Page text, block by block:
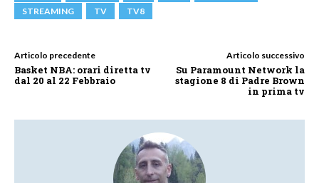
STREAMING
TV TV8
Articolo precedente
Basket NBA: orari diretta tv
dal 20 al 22 Febbraio
Articolo successivo
Su Paramount Network la
stagione 8 di Padre Brown
in prima tv